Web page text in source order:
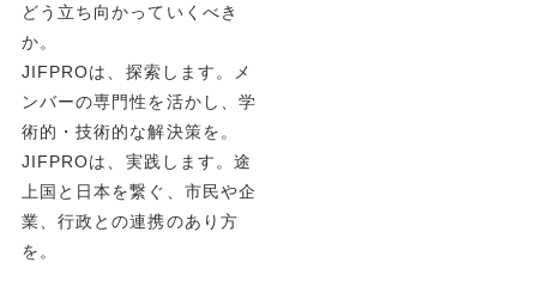
どう立ち向かっていくべき
か。
JIFPROは、探索します。メ
ンバーの専門性を活かし、学
術的・技術的な解決策を。
JIFPROは、実践します。途
上国と日本を繋ぐ、市民や企
業、行政との連携のあり方
を。